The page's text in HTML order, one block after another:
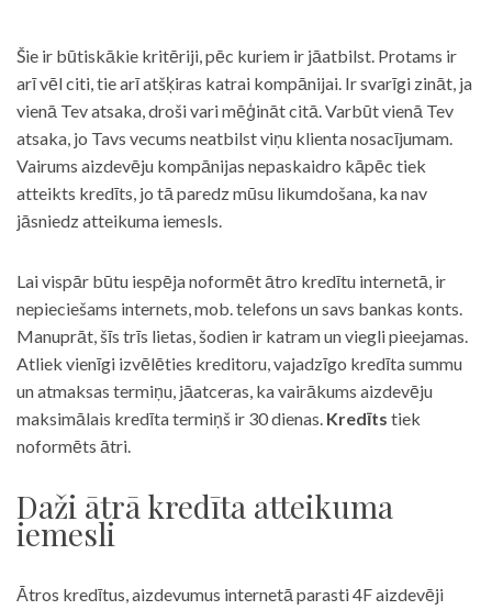
Šie ir būtiskākie kritēriji, pēc kuriem ir jāatbilst. Protams ir
arī vēl citi, tie arī atšķiras katrai kompānijai. Ir svarīgi zināt, ja
vienā Tev atsaka, droši vari mēģināt citā. Varbūt vienā Tev
atsaka, jo Tavs vecums neatbilst viņu klienta nosacījumam.
Vairums aizdevēju kompānijas nepaskaidro kāpēc tiek
atteikts kredīts, jo tā paredz mūsu likumdošana, ka nav
jāsniedz atteikuma iemesls.
Lai vispār būtu iespēja noformēt ātro kredītu internetā, ir
nepieciešams internets, mob. telefons un savs bankas konts.
Manuprāt, šīs trīs lietas, šodien ir katram un viegli pieejamas.
Atliek vienīgi izvēlēties kreditoru, vajadzīgo kredīta summu
un atmaksas termiņu, jāatceras, ka vairākums aizdevēju
maksimālais kredīta termiņš ir 30 dienas. Kredīts tiek
noformēts ātri.
Daži ātrā kredīta atteikuma
iemesli
Ātros kredītus, aizdevumus internetā parasti 4F aizdevēji